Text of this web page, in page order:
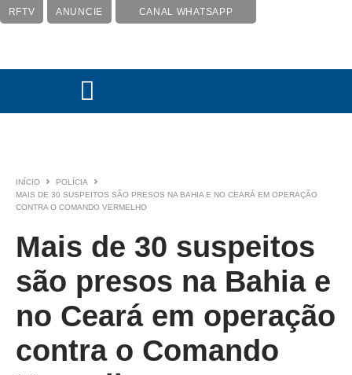
RFTV ANUNCIE CANAL WHATSAPP
INÍCIO
POLÍCIA
MAIS DE 30 SUSPEITOS SÃO PRESOS NA BAHIA E NO CEARÁ EM OPERAÇÃO
CONTRA O COMANDO VERMELHO
Mais de 30 suspeitos
são presos na Bahia e
no Ceará em operação
contra o Comando